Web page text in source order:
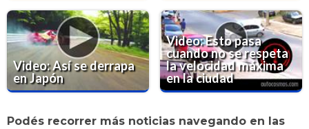
Video: Así se derrapa
en Japón
Video: Esto pasa
cuando no se respeta
la velocidad máxima
en la ciudad
Podés recorrer más noticias navegando en las